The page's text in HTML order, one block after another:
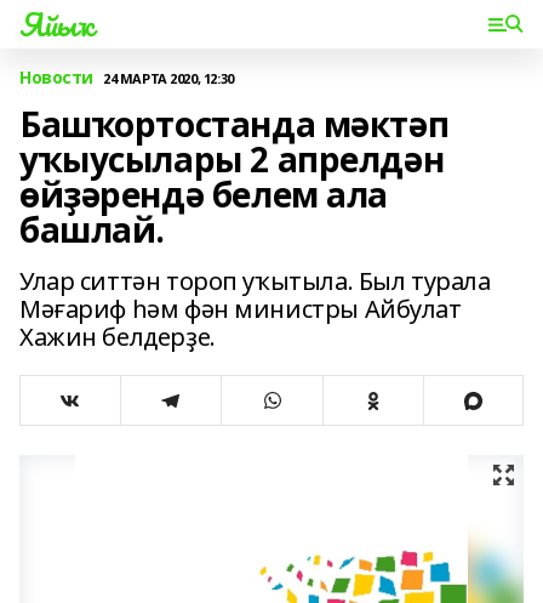
Яйыҡ
Новости 24 МАРТА 2020, 12:30
Башҡортостанда мәктәп
уҡыусылары 2 апрелдән
өйҙәрендә белем ала
башлай.
Улар ситтән тороп уҡытыла. Был турала
Мәғариф һәм фән министры Айбулат
Хажин белдерҙе.